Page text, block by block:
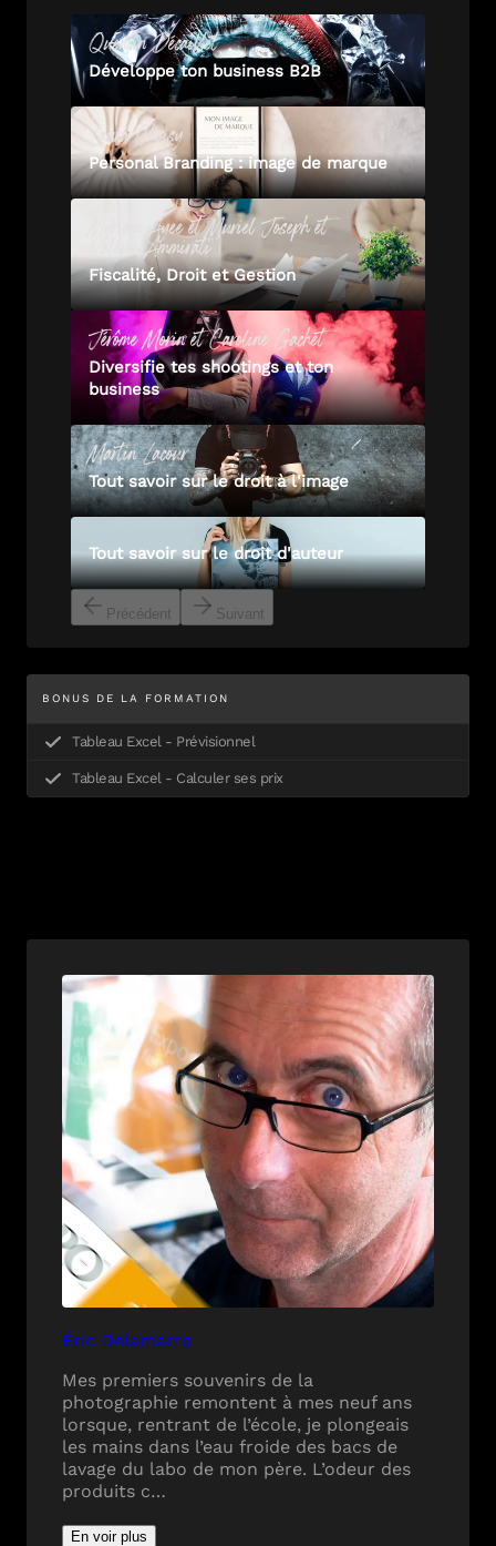
QuentinDécaillet
Développe ton business B2B
LauraChoisy
Personal Branding : image de marque
AyeeetMurielJosephet
Ammirati
Fiscalité, Droit et Gestion
JérômeMorinetCaroline Gachet
Diversifie tes shootings et ton
business
MartinLacour
Tout savoir sur le droit à l'image
Tout savoir sur le droit d'auteur
Précédent Suivant
BONUS DE LA FORMATION
Tableau Excel - Prévisionnel
Tableau Excel - Calculer ses prix
Éric Delamarre
Mes premiers souvenirs de la
photographie remontent à mes neuf ans
lorsque, rentrant de l’école, je plongeais
les mains dans l’eau froide des bacs de
lavage du labo de mon père. L’odeur des
produits c…
En voir plus